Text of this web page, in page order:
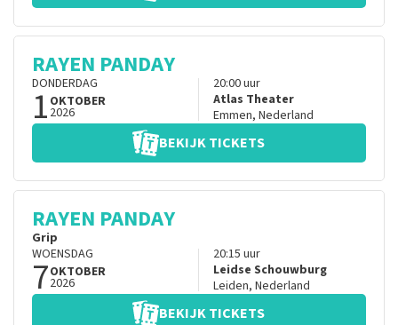
RAYEN PANDAY
DONDERDAG
1 OKTOBER
2026
20:00uur
Atlas Theater
Emmen, Nederland
BEKIJK TICKETS
RAYEN PANDAY
Grip
WOENSDAG
7OKTOBER
2026
20:15 uur
Leidse Schouwburg
Leiden, Nederland
BEKIJK TICKETS